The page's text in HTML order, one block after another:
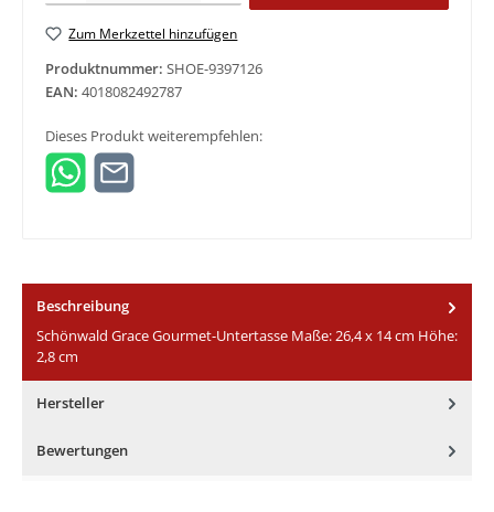
Zum Merkzettel hinzufügen
Produktnummer: SHOE-9397126
EAN: 4018082492787
Dieses Produkt weiterempfehlen:
Beschreibung
Schönwald Grace Gourmet-Untertasse Maße: 26,4 x 14 cm Höhe:
2,8 cm
Hersteller
Bewertungen